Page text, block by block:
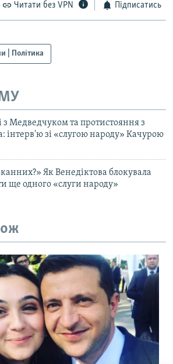
Читати без VPN Підписатись
| Політика
з Медведчуком та протистояння з
інтерв'ю зі «слугою народу» Качурою
Як Венедіктова блокувала
ще одного «слуги народу»